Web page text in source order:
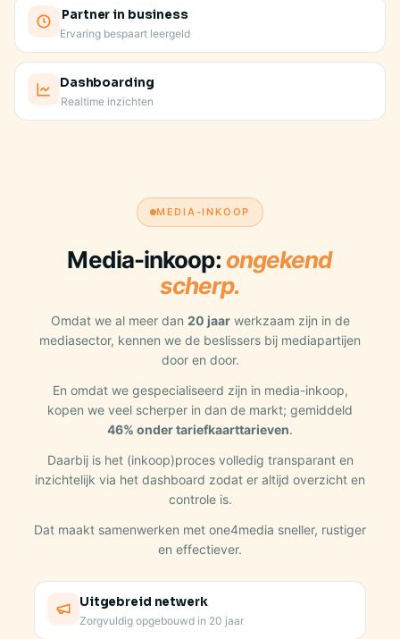
Partner in business
Ervaring bespaart leergeld
Dashboarding
Realtime inzichten
JE VASTE AANSPREEKPUNT KENT JE MERK
MEDIA-INKOOP
Media-inkoop: ongekend
scherp.
Omdat we al meer dan 20 jaarwerkzaam zijn in de
mediasector, kennen we de beslissers bij mediapartijen
door en door.
En omdat we gespecialiseerd zijn in media-inkoop,
kopen we veel scherper in dan de markt; gemiddeld
46% onder tariefkaarttarieven.
Daarbij is het (inkoop)proces volledig transparant en
inzichtelijk via het dashboard zodat er altijd overzicht en
controle is.
Dat maakt samenwerken met one4media sneller, rustiger
en effectiever.
Uitgebreid netwerk
Zorgvuldig opgebouwd in 20 jaar